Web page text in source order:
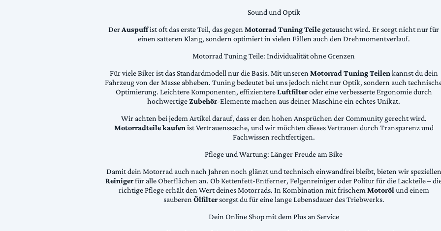
Sound und Optik
DerAuspuffist oft das erste Teil, das gegenMotorrad Tuning Teile getauscht wird. Er sorgt nicht nur für
einen satteren Klang, sondern optimiert in vielen Fällen auch den Drehmomentverlauf.
Motorrad Tuning Teile: Individualität ohne Grenzen
Für viele Biker ist das Standardmodell nur die Basis. Mit unserenMotorrad Tuning Teilenkannst du dein
Fahrzeug von der Masse abheben. Tuning bedeutet bei uns jedoch nicht nur Optik, sondern auch
Optimierung. Leichtere Komponenten, effizientereLuftfilteroder eine verbesserte Ergonomie durch
hochwertigeZubehör-Elemente machen aus deiner Maschine ein echtes Unikat.
Wir achten bei jedem Artikel darauf, dass er den hohen Ansprüchen der Community gerecht wird.
Motorradteile kaufenist Vertrauenssache, und wir möchten dieses Vertrauen durch Transparenz und
Fachwissen rechtfertigen.
Pflege und Wartung: Länger Freude am Bike
Damit dein Motorrad auch nach Jahren noch glänzt und technisch einwandfrei bleibt, bieten wir speziellen
Reinigerfür alle Oberflächen an. Ob Kettenfett-Entferner, Felgenreiniger oder Politur für die Lackteile –
richtige Pflege erhält den Wert deines Motorrads. In Kombination mit frischemMotorölund einem
sauberenÖlfiltersorgst du für eine lange Lebensdauer des Triebwerks.
Dein Online Shop mit dem Plus an Service